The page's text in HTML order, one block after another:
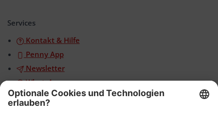
Services
Kontakt & Hilfe
Penny App
Newsletter
WhatsApp
App